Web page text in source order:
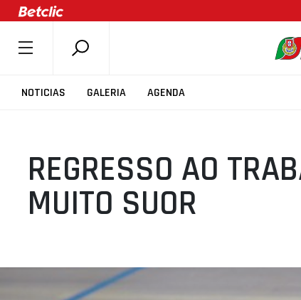
NOTICIAS GALERIA AGENDA
SOBRE A FPB
COMPETIÇÕES
ASSOCIAÇÕES
CLUBES
AGENDA
SELEÇÕES
REGRESSO AO
MUITO SUOR